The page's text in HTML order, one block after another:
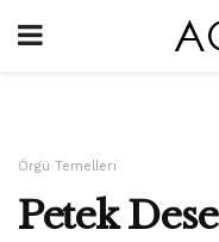
Örgü Temelleri
Petek